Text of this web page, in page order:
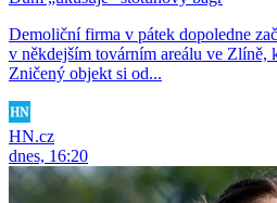
Demoliční firma v pátek dopoledne
v někdejším továrním areálu ve Zlíně,
Zničený objekt si od...
HN.cz
dnes, 16:20